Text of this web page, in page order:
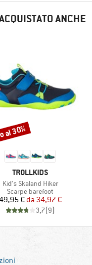
ANCHE
MARCHIO
TROLLKIDS
Articolo
Kid's Skaland Hiker
Gruppo di prodotti
Scarpe barefoot
Prezzo
€ Prezzo ridotto
da 34,97 €
3,7(9)
al 30%